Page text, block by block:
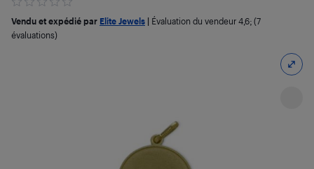
Vendu et expédié par Elite Jewels Évaluation du vendeur 4,6; (7
évaluations)